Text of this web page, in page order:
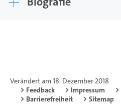
Verändert am 18. Dezember 2018
Feedback
Impressum
Barrierefreiheit
Sitemap